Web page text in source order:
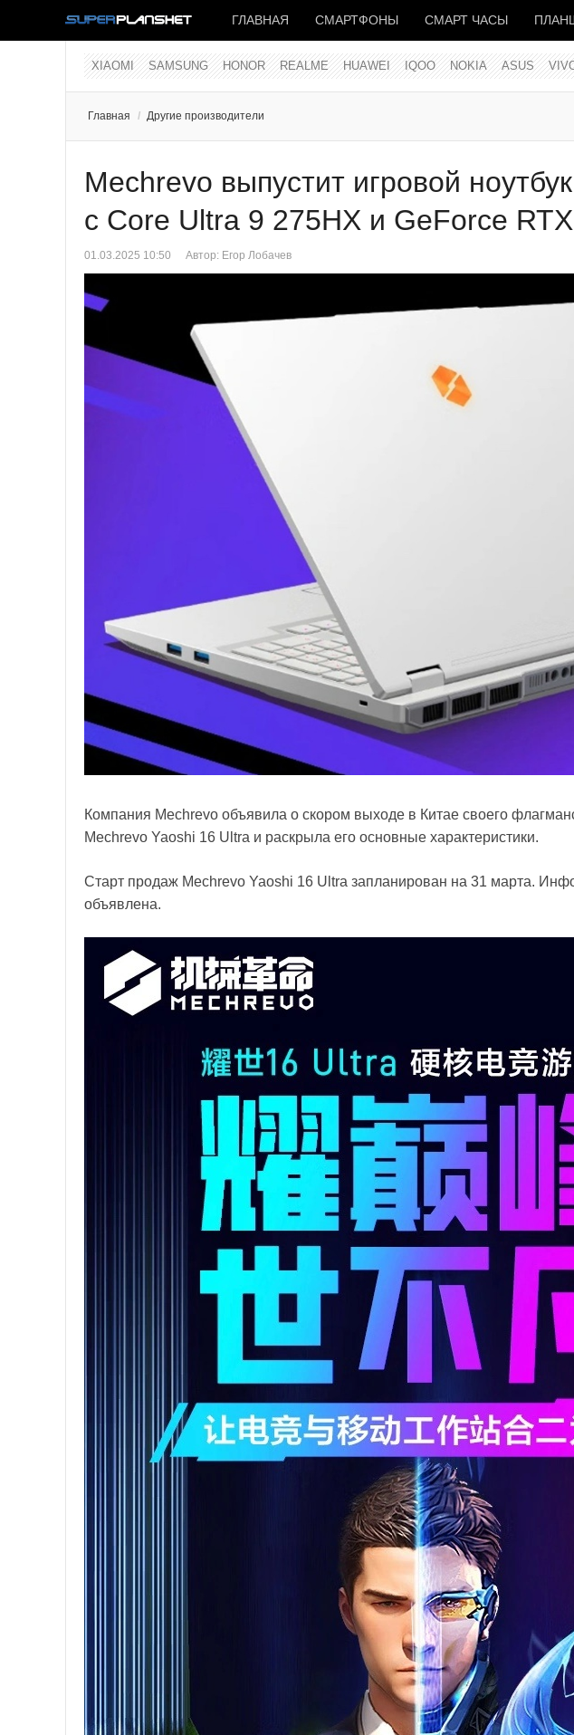
ГЛАВНАЯ СМАРТФОНЫ СМАРТ ЧАСЫ
XIAOMI SAMSUNG HONOR REALME HUAWEI IQOO NOKIA ASUS
Главная / Другие производители
Mechrevo выпустит игровой
с Core Ultra 9 275HX и GeForce
01.03.2025 10:50 Автор: Егор Лобачев
Компания Mechrevo объявила о скором выходе в Китае своего
Mechrevo Yaoshi 16 Ultra и раскрыла его основные характеристики.
Старт продаж Mechrevo Yaoshi 16 Ultra запланирован на 31 марта.
объявлена.